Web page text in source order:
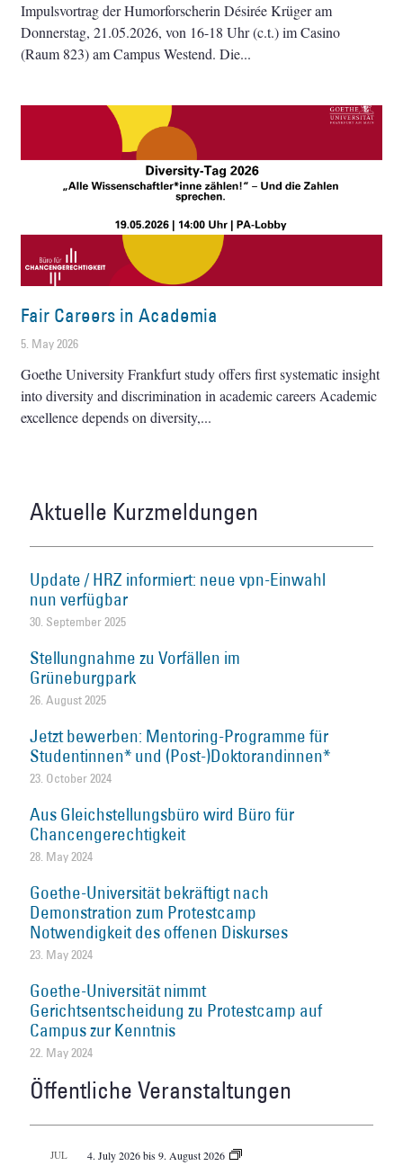
Impulsvortrag der Humorforscherin Désirée Krüger am
Donnerstag, 21.05.2026, von 16-18 Uhr (c.t.) im Casino
(Raum 823) am Campus Westend. Die
Fair Careers in Academia
5. May 2026
Goethe University Frankfurt study offers first systematic insight
into diversity and discrimination in academic careers Academic
excellence depends on diversity,
Aktuelle Kurzmeldungen
Update / HRZ informiert: neue vpn-Einwahl
nun verfügbar
30. September 2025
Stellungnahme zu Vorfällen im
Grüneburgpark
26. August 2025
Jetzt bewerben: Mentoring-Programme für
Studentinnen* und (Post-)Doktorandinnen*
23. October 2024
Aus Gleichstellungsbüro wird Büro für
Chancengerechtigkeit
28. May 2024
Goethe-Universität bekräftigt nach
Demonstration zum Protestcamp
Notwendigkeit des offenen Diskurses
23. May 2024
Goethe-Universität nimmt
Gerichtsentscheidung zu Protestcamp auf
Campus zur Kenntnis
22. May 2024
Öffentliche Veranstaltungen
JUL 4. July 2026bis9. August 2026